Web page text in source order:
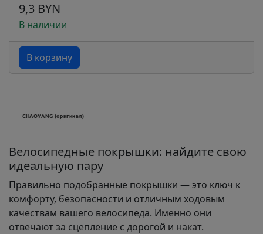
9,3 BYN
В наличии
В корзину
Велосипедные покрышки: найдите свою
идеальную пару
Правильно подобранные покрышки — это ключ к
комфорту, безопасности и отличным ходовым
качествам вашего велосипеда. Именно они
отвечают за сцепление с дорогой и накат.